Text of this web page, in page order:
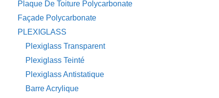
Plaque De Toiture Polycarbonate
Façade Polycarbonate
PLEXIGLASS
Plexiglass Transparent
Plexiglass Teinté
Plexiglass Antistatique
Barre Acrylique